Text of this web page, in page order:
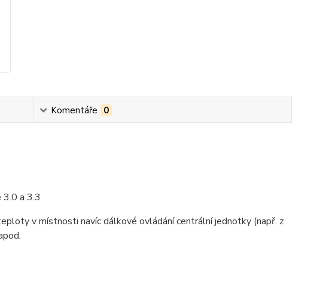
Komentáře 0
a 3.3
v místnosti navíc dálkové ovládání centrální jednotky (např. z